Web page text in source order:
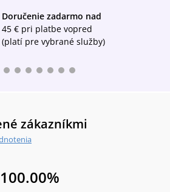
Doručenie zadarmo nad
45 € pri platbe vopred
(platí pre vybrané služby)
zákazníkmi
100.00%